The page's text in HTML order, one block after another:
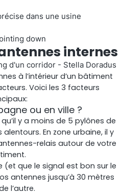
de liaison montante.
Repeater
Répéteur commercial
dans une usine
internes
à l’intérieur d’un bâtiment
Voici les 3 facteurs
ou en ville ?
y a moins de 5 pylônes de
En zone urbaine, il y
relais autour de votre
que le signal est bon sur le
antennes jusqu’à 30 mètres
l’autre.